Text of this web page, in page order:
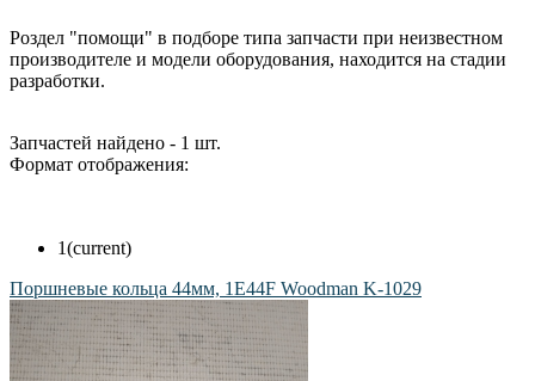
Роздел "помощи" в подборе типа запчасти при неизвестном
производителе и модели оборудования, находится на стадии
разработки.
Запчастей найдено - 1 шт.
Формат отображения:
1(current)
Поршневые кольца 44мм, 1E44F Woodman K-1029